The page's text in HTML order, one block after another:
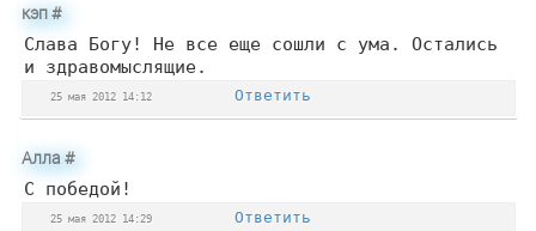
кэп#
Слава Богу! Не все еще сошли с ума. Остались
и здравомыслящие.
25 мая 2012 14:12 Ответить
Алла#
С победой!
25 мая 2012 14:29 Ответить